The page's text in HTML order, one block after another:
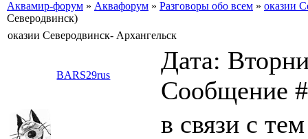
Аквамир-форум » Аквафорум » Разговоры обо всем » оказии
Северодвинск)
оказии Северодвинск- Архангельск
BARS29rus
Дата:
Сообщение
в связи с